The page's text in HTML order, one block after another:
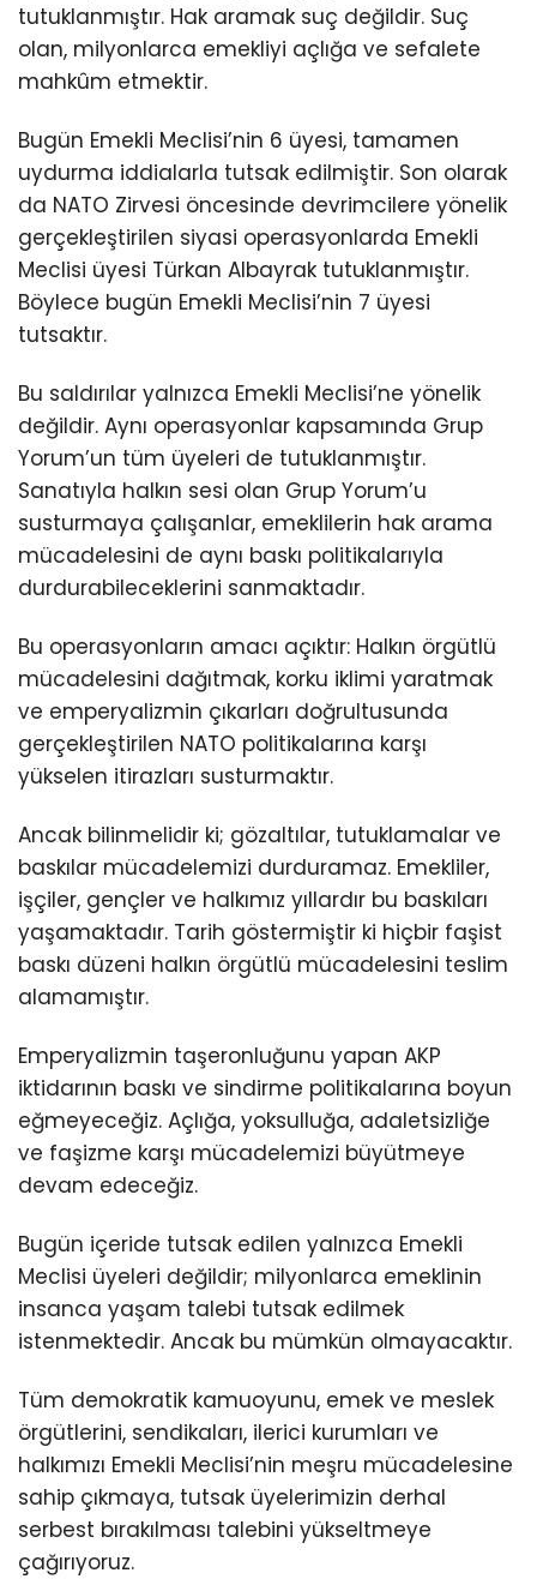
tutuklanmıştır. Hak aramak suç değildir. Suç
olan, milyonlarca emekliyi açlığa ve sefalete
mahkûm etmektir.
Bugün Emekli Meclisi’nin 6 üyesi, tamamen
uydurma iddialarla tutsak edilmiştir. Son olarak
da NATO Zirvesi öncesinde devrimcilere yönelik
gerçekleştirilen siyasi operasyonlarda Emekli
Meclisi üyesi Türkan Albayrak tutuklanmıştır.
Böylece bugün Emekli Meclisi’nin 7 üyesi
tutsaktır.
Bu saldırılar yalnızca Emekli Meclisi’ne yönelik
değildir. Aynı operasyonlar kapsamında Grup
Yorum’un tüm üyeleri de tutuklanmıştır.
Sanatıyla halkın sesi olan Grup Yorum’u
susturmaya çalışanlar, emeklilerin hak arama
mücadelesini de aynı baskı politikalarıyla
durdurabileceklerini sanmaktadır.
Bu operasyonların amacı açıktır: Halkın örgütlü
mücadelesini dağıtmak, korku iklimi yaratmak
ve emperyalizmin çıkarları doğrultusunda
gerçekleştirilen NATO politikalarına karşı
yükselen itirazları susturmaktır.
Ancak bilinmelidir ki; gözaltılar, tutuklamalar ve
baskılar mücadelemizi durduramaz. Emekliler,
işçiler, gençler ve halkımız yıllardır bu baskıları
yaşamaktadır. Tarih göstermiştir ki hiçbir faşist
baskı düzeni halkın örgütlü mücadelesini teslim
alamamıştır.
Emperyalizmin taşeronluğunu yapan AKP
iktidarının baskı ve sindirme politikalarına boyun
eğmeyeceğiz. Açlığa, yoksulluğa, adaletsizliğe
ve faşizme karşı mücadelemizi büyütmeye
devam edeceğiz.
Bugün içeride tutsak edilen yalnızca Emekli
Meclisi üyeleri değildir; milyonlarca emeklinin
insanca yaşam talebi tutsak edilmek
istenmektedir. Ancak bu mümkün olmayacaktır.
Tüm demokratik kamuoyunu, emek ve meslek
örgütlerini, sendikaları, ilerici kurumları ve
halkımızı Emekli Meclisi’nin meşru mücadelesine
sahip çıkmaya, tutsak üyelerimizin derhal
serbest bırakılması talebini yükseltmeye
çağırıyoruz.